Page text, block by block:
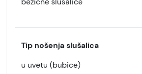
Tip nošenja slušalica
u uvetu (bubice)